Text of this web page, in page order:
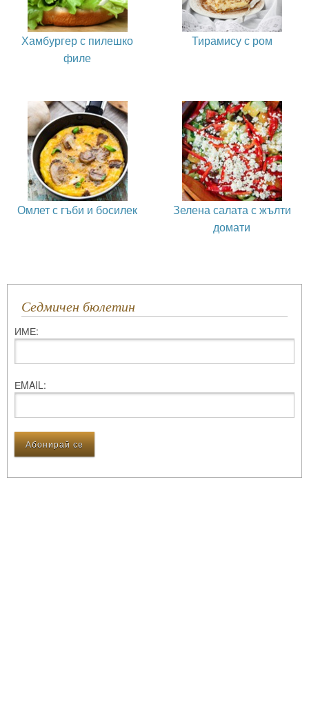
Хамбургер с пилешко
филе
Тирамису с ром
Омлет с гъби и босилек
Зелена салата с жълти
домати
Седмичен бюлетин
ИМЕ:
ЕMAIL: